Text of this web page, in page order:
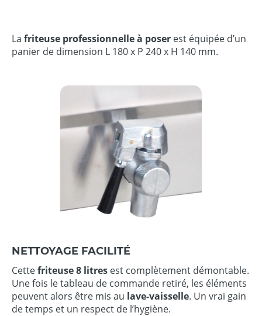
La friteuse professionnelle à poser est équipée d’un
panier de dimension L 180 x P 240 x H 140 mm.
NETTOYAGE FACILITÉ
Cettefriteuse 8 litres est complètement démontable.
Une fois le tableau de commande retiré, les éléments
peuvent alors être mis au lave-vaisselle. Un vrai gain
de temps et un respect de l’hygiène.